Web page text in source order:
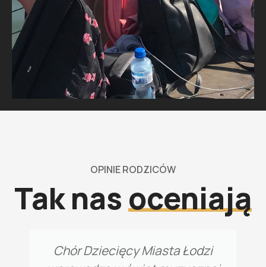
OPINIE RODZICÓW
Tak nasoceniają
Chór Dziecięcy Miasta Łodzi